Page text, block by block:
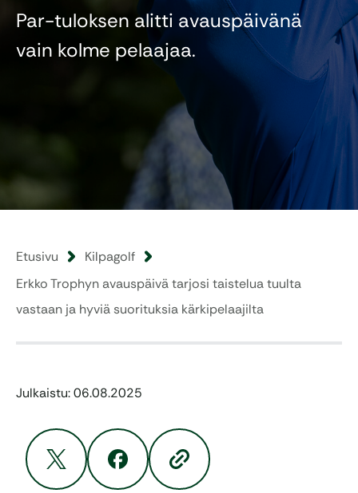
Par-tuloksen alitti avauspäivänä
vain kolme pelaajaa.
Etusivu
Kilpagolf
Erkko Trophyn avauspäivä tarjosi taistelua tuulta
vastaan ja hyviä suorituksia kärkipelaajilta
Julkaistu: 06.08.2025